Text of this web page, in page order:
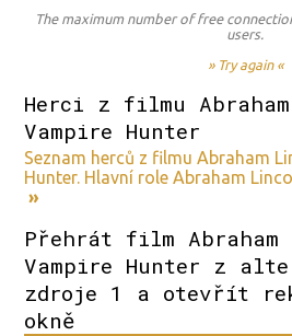
The maximum number of free
users.
» Try again «
Herci z filmu
Vampire Hunter
Seznam herců z filmu Abraham
Hunter. Hlavní role Abraham
»
Přehrát film
Vampire Hunter z
zdroje 1 a otevřít
okně